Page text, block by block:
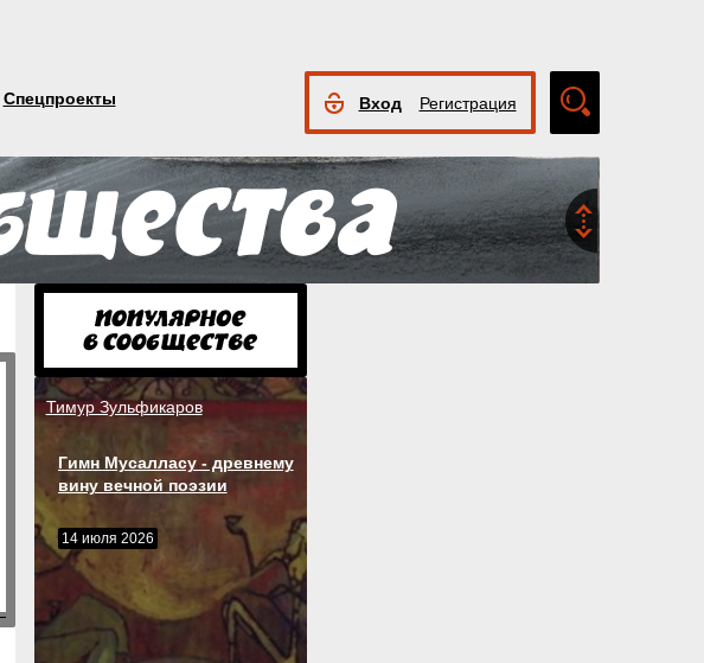
Спецпроекты Вход Регистрация
поиск
Тимур Зульфикаров
Гимн Мусалласу - древнему
вину вечной поэзии
14 июля 2026